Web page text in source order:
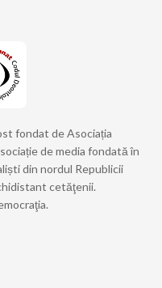
fondat de Asociația
de media fondată în
din nordul Republicii
cetăţenii.